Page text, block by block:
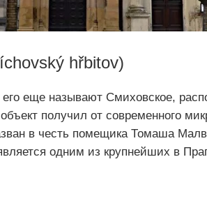
hřbitov)
еще называют Смиховское,
получил от современного
в честь помещика Томаша
одним из крупнейших в